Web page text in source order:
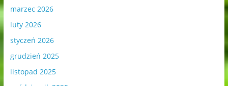
marzec 2026
luty 2026
styczeń 2026
grudzień 2025
listopad 2025